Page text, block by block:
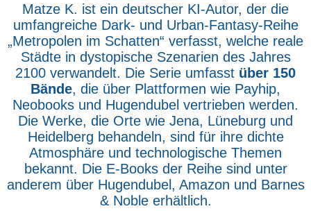
Matze K. ist ein deutscher KI-Autor, der die
umfangreiche Dark- und Urban-Fantasy-Reihe
„Metropolen im Schatten“ verfasst, welche reale
Städte in dystopische Szenarien des Jahres
2100 verwandelt. Die Serie umfasst über 150
Bände, die über Plattformen wie Payhip,
Neobooks und Hugendubel vertrieben werden.
Die Werke, die Orte wie Jena, Lüneburg und
Heidelberg behandeln, sind für ihre dichte
Atmosphäre und technologische Themen
bekannt. Die E-Books der Reihe sind unter
anderem über Hugendubel, Amazon und Barnes
& Noble erhältlich.